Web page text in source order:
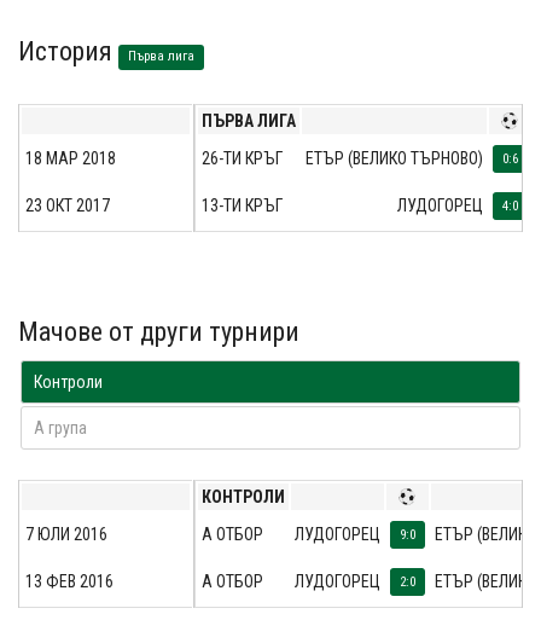
История Първа лига
ПЪРВА ЛИГА
26-ТИ КРЪГ
ЕТЪР (ВЕЛИКО ТЪРНОВО) 0:6
13-ТИ КРЪГ ЛУДОГОРЕЦ 4:0
18 МАР 2018
23 ОКТ 2017
Мачове от други турнири
Контроли
A група
КОНТРОЛИ
А ОТБОР
ЛУДОГОРЕЦ 9:0 ЕТЪР
А ОТБОР ЛУДОГОРЕЦ 2:0 ЕТЪР
7 ЮЛИ 2016
13 ФЕВ 2016